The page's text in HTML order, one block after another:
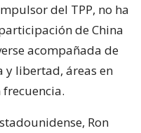
del TPP, no ha
de China
acompañada de
y libertad, áreas en
Ron